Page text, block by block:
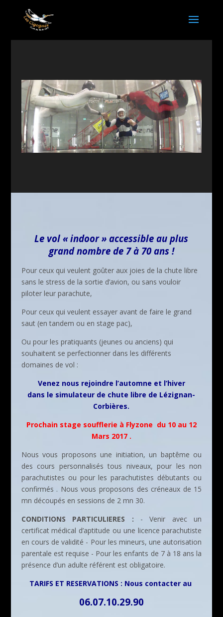
Le vol « indoor » accessible au plus
grand nombre de 7 à 70 ans !
Pour ceux qui veulent goûter aux joies de la chute libre
sans le stress de la sortie d’avion, ou sans vouloir
piloter leur parachute,
Pour ceux qui veulent essayer avant de faire le grand
saut (en tandem ou en stage pac),
Ou pour les pratiquants (jeunes ou anciens) qui
souhaitent se perfectionner dans les différents
domaines de vol :
Venez nous rejoindre l’automne et l’hiver
dans le simulateur de chute libre de Lézignan-
Corbières.
Prochain stage soufflerie à Flyzone du 10 au 12
Mars 2017 .
Nous vous proposons une initiation, un baptême ou
des cours personnalisés tous niveaux, pour les non
parachutistes ou pour les parachutistes débutants ou
confirmés . Nous vous proposons des créneaux de 15
mn découpés en sessions de 2 mn 30.
CONDITIONS PARTICULIERES : - Venir avec un
certificat médical d’aptitude ou une licence parachutiste
en cours de validité - Pour les mineurs, une autorisation
parentale est requise - Pour les enfants de 7 à 18 ans la
présence d’un adulte référent est obligatoire.
TARIFS ET RESERVATIONS : Nous contacter au
06.07.10.29.90